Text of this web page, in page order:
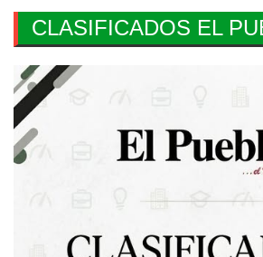
CLASIFICADOS EL